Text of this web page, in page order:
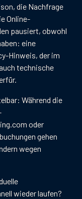
die Nachfrage
Online-
pausiert, obwohl
eine
Hinweis, der im
technische
Während die
oder
gehen
wegen
wieder laufen?